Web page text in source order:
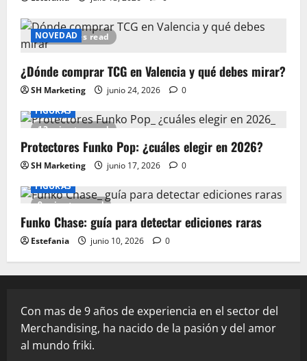
15 minutes read
NOVEDAD
¿Dónde comprar TCG en Valencia y qué debes mirar?
SH Marketing junio 24, 2026 0
12 minutes read
FIGURAS
Protectores Funko Pop: ¿cuáles elegir en 2026?
SH Marketing junio 17, 2026 0
9 minutes read
FIGURAS
Funko Chase: guía para detectar ediciones raras
Estefania junio 10, 2026 0
Con mas de 9 años de experiencia en el sector del
Merchandising, ha nacido de la pasión y del amor
al mundo friki.